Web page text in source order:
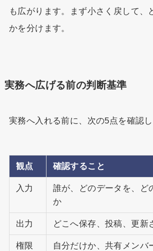
も広がります。まず小さく戻して、
かを分けます。
実務へ広げる前の判断基準
実務へ入れる前に、次の5点を確認し
観点 確認すること
入力
誰が、どのデータを、ど
か
出力 どこへ保存、投稿、更新
権限
自分だけか、共有メンバ